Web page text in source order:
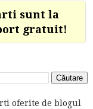
sunt la
gratuit!
oferite de blogul